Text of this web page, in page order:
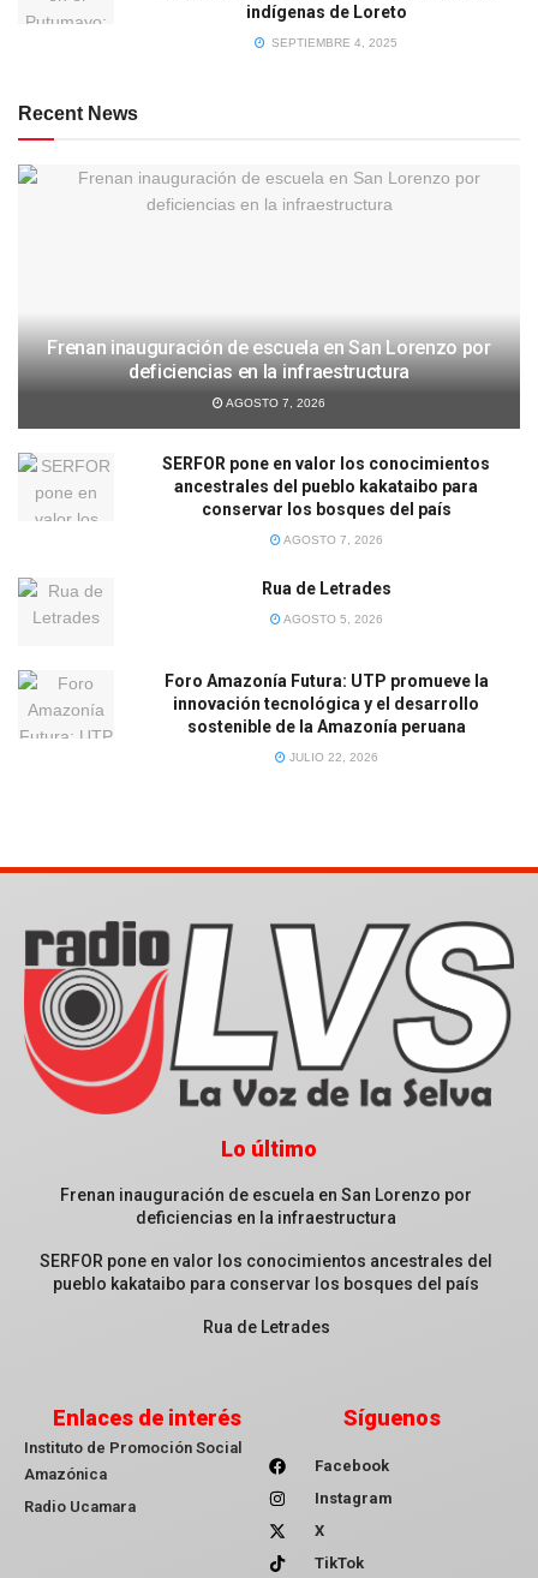
indígenas de Loreto
SEPTIEMBRE 4, 2025
Recent News
Frenan inauguración de escuela en San Lorenzo por
deficiencias en la infraestructura
AGOSTO 7, 2026
SERFOR pone en valor los conocimientos
ancestrales del pueblo kakataibo para
conservar los bosques del país
AGOSTO 7, 2026
Rua de Letrades
AGOSTO 5, 2026
Foro Amazonía Futura: UTP promueve la
innovación tecnológica y el desarrollo
sostenible de la Amazonía peruana
JULIO 22, 2026
Lo último
Frenan inauguración de escuela en San Lorenzo por
deficiencias en la infraestructura
SERFOR pone en valor los conocimientos ancestrales del
pueblo kakataibo para conservar los bosques del país
Rua de Letrades
Enlaces de interés
Instituto de Promoción Social
Amazónica
Radio Ucamara
Síguenos
Facebook
Instagram
X
TikTok